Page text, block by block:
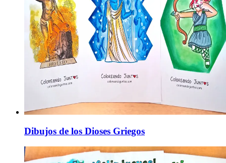
Dibujos de los Dioses Griegos